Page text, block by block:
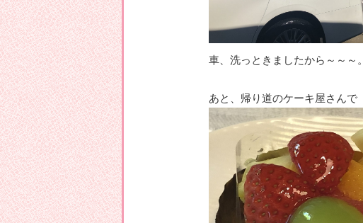
車、洗っときましたから～～～。
あと、帰り道のケーキ屋さんで